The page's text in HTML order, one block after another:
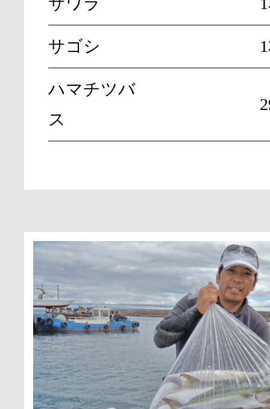
サゴシ
ハマチツバ
ス